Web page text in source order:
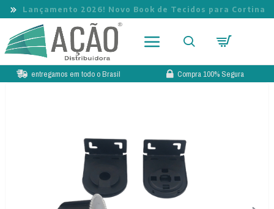
Lançamento 2026! Novo Book de Tecidos para Cortina
entregamos em todo o Brasil Compra 100% Segura